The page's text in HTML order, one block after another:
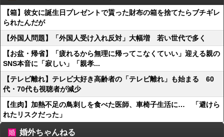
【箱】彼女に誕生日プレゼントで貰った財布の箱を捨てたらブチギレ
られたんだが
【外国人問題】「外国人受け入れ反対」大幅増 若い世代で多く
【お盆・帰省】「疲れるから無理に帰ってこなくていい」迎える親の
SNS本音に「寂しい」「親孝...
【テレビ離れ】テレビ大好き高齢者の「テレビ離れ」も始まる 60
代・70代も視聴者が減少
【生肉】加熱不足の鳥刺しを食べた医師、車椅子生活に… 「避けら
れたリスクだった」
婚外ちゃんねる